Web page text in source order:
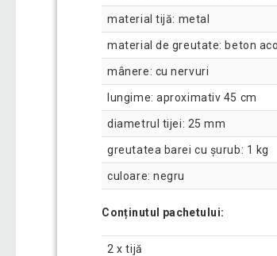
material tijă: metal
material de greutate: beton
mânere: cu nervuri
lungime: aproximativ 45 cm
diametrul tijei: 25 mm
greutatea barei cu șurub: 1 kg
culoare: negru
Conținutul pachetului:
2 x tijă